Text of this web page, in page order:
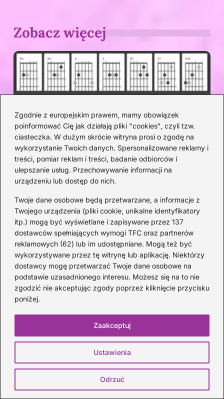
Zgodnie z europejskim prawem, mamy obowiązek
poinformować Cię jak działają pliki "cookies", czyli tzw.
ciasteczka. W dużym skrócie witryna prosi o zgodę na
wykorzystanie Twoich danych. Spersonalizowane reklamy i
treści, pomiar reklam i treści, badanie odbiorców i
ulepszanie usług. Przechowywanie informacji na
urządzeniu lub dostęp do nich.
Twoje dane osobowe będą przetwarzane, a informacje z
Twojego urządzenia (pliki cookie, unikalne identyfikatory
itp.) mogą być wyświetlane i zapisywane przez 137
dostawców spełniających wymogi TFC oraz partnerów
reklamowych (62) lub im udostępniane. Mogą też być
wykorzystywane przez tę witrynę lub aplikację. Niektórzy
dostawcy mogę przetwarzać Twoje dane osobowe na
podstawie uzasadnionego interesu. Możesz się na to nie
zgodzić nie akceptując zgody poprzez kliknięcie przycisku
poniżej.
Ustawienia
Odrzuć
Zaakceptuj
Zobacz więcej
Wszystkie akordy „Bo jesteś ty” — zagraj
na gitarze w 15 minut
Gdzie znaleźć filmy muzyczne online —
lekcje historii muzyki z najlepszych
źródeł